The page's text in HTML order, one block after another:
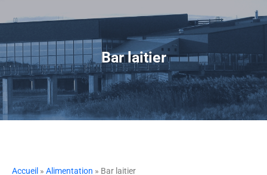
Bar laitier
Accueil » Alimentation » Bar laitier